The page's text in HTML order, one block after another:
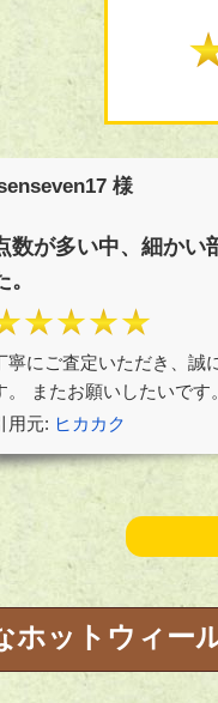
様
数が多い中、細かい
。
寧にご査定いただき、誠
。 またお願いしたいです。
用元: ヒカカク
ホットウィー